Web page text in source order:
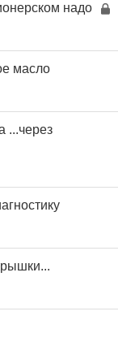
надо
масло
...через